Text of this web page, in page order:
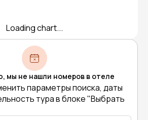
Loading chart...
мы не нашли номеров в отеле
параметры поиска, даты
тура в блоке "Выбрать